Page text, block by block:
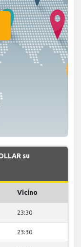
su
Vicino
23:30
23:30